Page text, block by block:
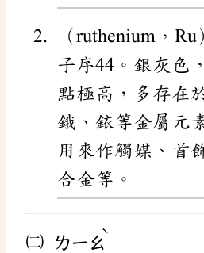
（ruthenium，
子序44。銀灰色
點極高，多存在
鋨、銥等金屬元
用來作觸媒、首
合金等。
㈡ ㄌㄧㄠ
ˋ